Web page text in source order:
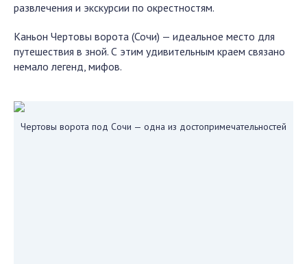
развлечения и экскурсии по окрестностям.
Каньон Чертовы ворота (Сочи) — идеальное место для
путешествия в зной. С этим удивительным краем связано
немало легенд, мифов.
Чертовы ворота под Сочи — одна из достопримечательностей